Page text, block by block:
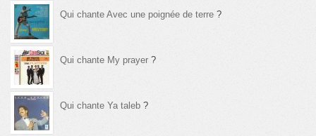
Qui chante Avec une poignée de terre ?
Qui chante My prayer ?
Qui chante Ya taleb ?